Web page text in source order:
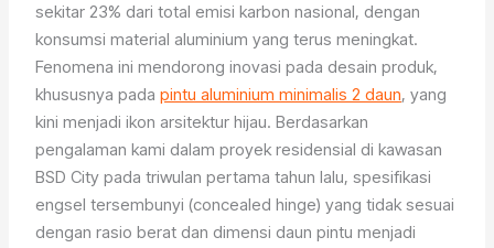
sekitar 23% dari total emisi karbon nasional, dengan
konsumsi material aluminium yang terus meningkat.
Fenomena ini mendorong inovasi pada desain produk,
khususnya padapintu aluminium minimalis 2 daun, yang
kini menjadi ikon arsitektur hijau. Berdasarkan
pengalaman kami dalam proyek residensial di kawasan
BSD City pada triwulan pertama tahun lalu, spesifikasi
engsel tersembunyi (concealed hinge) yang tidak sesuai
dengan rasio berat dan dimensi daun pintu menjadi